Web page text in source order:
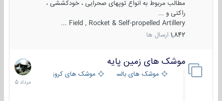
مطالب مربوط به انواع توپهای صحرایی ، خودکششی ،
راکتی و ...
Field , Rocket & Self-propelled Artillery ...
1,842 ارسال ها
موشک های زمین پایه
موشک های بالستیک موشک های کروز
2
مرداد
1405